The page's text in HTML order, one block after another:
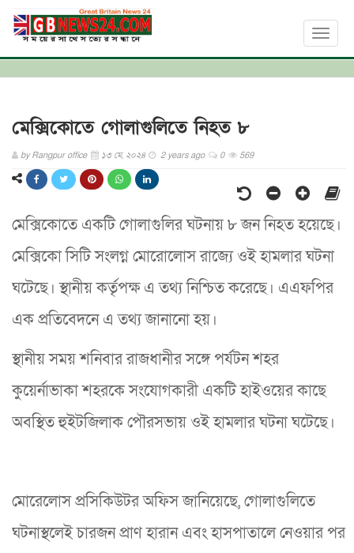
Toggle
মেক্সিকোতে গোলাগুলিতে নিহত ৮
byRangpur office ১৩ মে, ২০২৪ 2 years ago 0 569
মেক্সিকোতে একটি গোলাগুলির ঘটনায় ৮ জন নিহত হয়েছে।
মেক্সিকো সিটি সংলগ্ন মোরোলোস রাজ্যে ওই হামলার ঘটনা
ঘটেছে। স্থানীয় কর্তৃপক্ষ এ তথ্য নিশ্চিত করেছে। এএফপির
এক প্রতিবেদনে এ তথ্য জানানো হয়।
স্থানীয় সময় শনিবার রাজধানীর সঙ্গে পর্যটন শহর
কুয়ের্নাভাকা শহরকে সংযোগকারী একটি হাইওয়ের কাছে
অবস্থিত হুইটজিলাক পৌরসভায় ওই হামলার ঘটনা ঘটেছে।
মোরেলোস প্রসিকিউটর অফিস জানিয়েছে, গোলাগুলিতে
ঘটনাস্থলেই চারজন প্রাণ হারান এবং হাসপাতালে নেওয়ার পর